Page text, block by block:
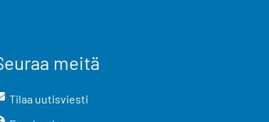
meitä
Tilaa uutisviesti